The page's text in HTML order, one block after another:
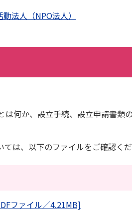
法人（NPO法人）
何か、設立手続、設立申請書類
は、以下のファイルをご確認くだ
ファイル／4.21MB]